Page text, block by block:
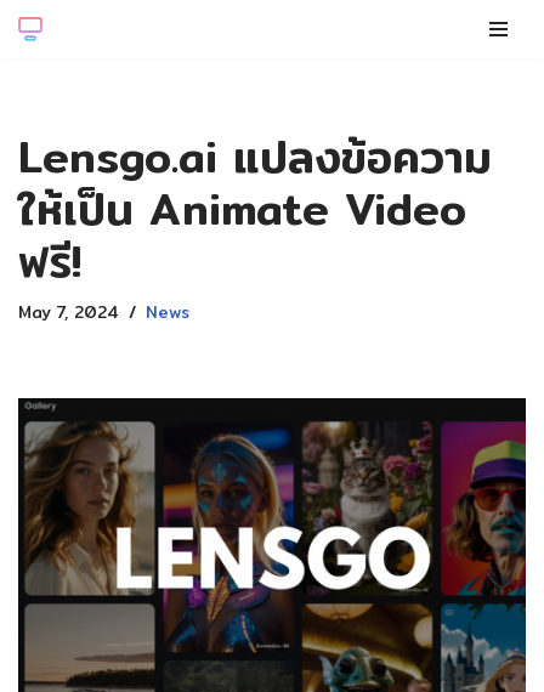
Lensgo.ai แปลงข้อความ
ให้เป็น Animate Video
ฟรี!
May 7, 2024 News